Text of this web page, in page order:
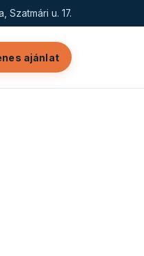
Szatmári u. 17.
ajánlat